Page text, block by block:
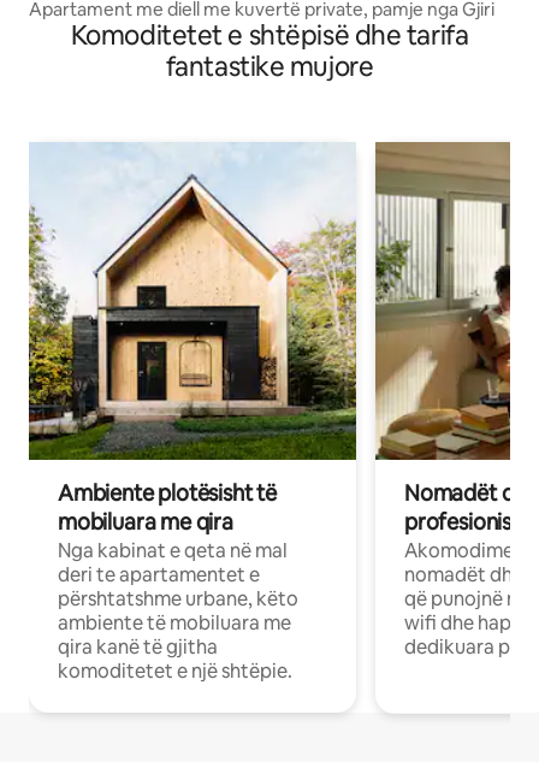
Apartament me diell me kuvertë private, pamje nga Gjiri
Komoditetet e shtëpisë dhe tarifa
fantastike mujore
Ambiente plotësisht të
mobiluara me qira
Nga kabinat e qeta në mal
deri te apartamentet e
përshtatshme urbane, këto
ambiente të mobiluara me
qira kanë të gjitha
komoditetet e një shtëpie.
Nomadët
Akomodime
nomadët dhe
që punojnë në
wifi dhe
dedikuara